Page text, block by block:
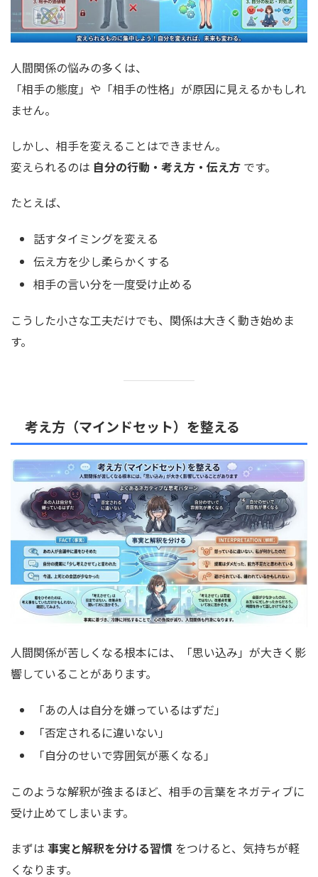
人間関係の悩みの多くは、
「相手の態度」や「相手の性格」が原因に見えるかもしれ
ません。
しかし、相手を変えることはできません。
変えられるのは 自分の行動・考え方・伝え方 です。
たとえば、
話すタイミングを変える
伝え方を少し柔らかくする
相手の言い分を一度受け止める
こうした小さな工夫だけでも、関係は大きく動き始めま
す。
考え方（マインドセット）を整える
人間関係が苦しくなる根本には、「思い込み」が大きく影
響していることがあります。
「あの人は自分を嫌っているはずだ」
「否定されるに違いない」
「自分のせいで雰囲気が悪くなる」
このような解釈が強まるほど、相手の言葉をネガティブに
受け止めてしまいます。
まずは 事実と解釈を分ける習慣 をつけると、気持ちが軽
くなります。